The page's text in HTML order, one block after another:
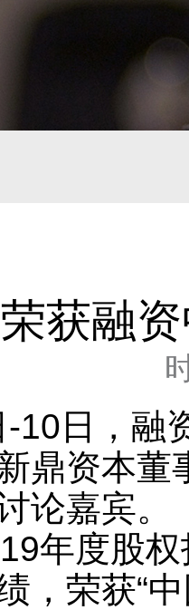
获融
10日，融
鼎资本董
论嘉宾。
年度股
，荣获“